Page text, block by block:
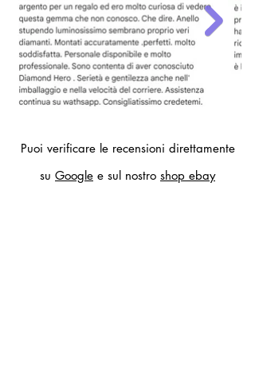
Puoi verificare le recensioni direttamente
su Google e sul nostro shop ebay